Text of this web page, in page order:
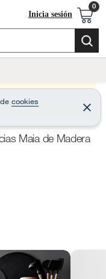
Inicia sesión
de cookies
C
e
r
r
Maia de Madera